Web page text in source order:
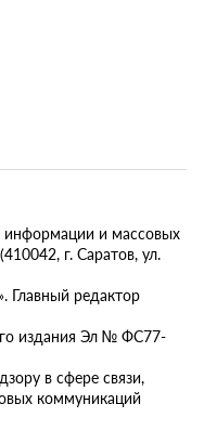
информации и массовых
г. Саратов, ул.
редактор
издания Эл № ФС77-
в сфере связи,
коммуникаций